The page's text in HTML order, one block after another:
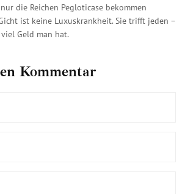
die Reichen Pegloticase bekommen
ist keine Luxuskrankheit. Sie trifft jeden –
Geld man hat.
Kommentar